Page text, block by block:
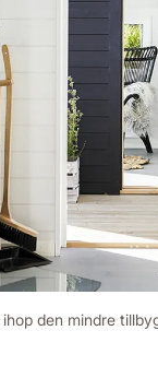
den mindre